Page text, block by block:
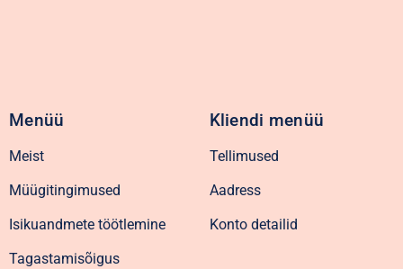
Menüü
Meist
Müügitingimused
Isikuandmete töötlemine
Tagastamisõigus
Kliendi menüü
Tellimused
Aadress
Konto detailid